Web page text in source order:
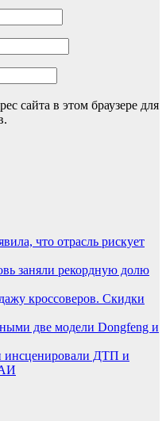
сайта в этом браузере для
что отрасль рискует
заняли рекордную долю
кроссоверов. Скидки
две модели Dongfeng и
инсценировали ДТП и